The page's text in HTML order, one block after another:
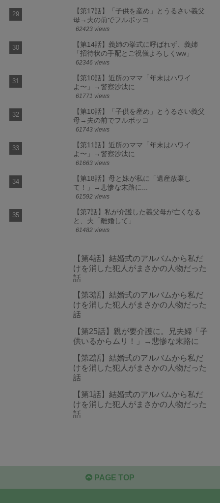
【第17話】「子供を産め」とうるさい義父
母→夫の前でフルボッコ
62423 views
【第14話】義姉の挙式に呼ばれず、義姉
「招待状の手配とご祝儀よろしくww」
62346 views
【第10話】近所のママ「年末はハワイ
よ〜」→警察沙汰に
61771 views
【第10話】「子供を産め」とうるさい義父
母→夫の前でフルボッコ
61743 views
【第11話】近所のママ「年末はハワイ
よ〜」→警察沙汰に
61663 views
【第18話】母と妹が私に「遺産放棄し
て！」→悲惨な末路に...
61592 views
【第7話】私が介護した義父母が亡くなる
と、夫「離婚して」
61482 views
【第4話】結婚式のアルバムから私だ
けを消した犯人がまさかの人物だった
話
【第3話】結婚式のアルバムから私だ
けを消した犯人がまさかの人物だった
話
【第25話】親が要介護に。兄夫婦「子
供いるからムリ！」→悲惨な末路に
【第2話】結婚式のアルバムから私だ
けを消した犯人がまさかの人物だった
話
【第1話】結婚式のアルバムから私だ
けを消した犯人がまさかの人物だった
話
PAGE TOP